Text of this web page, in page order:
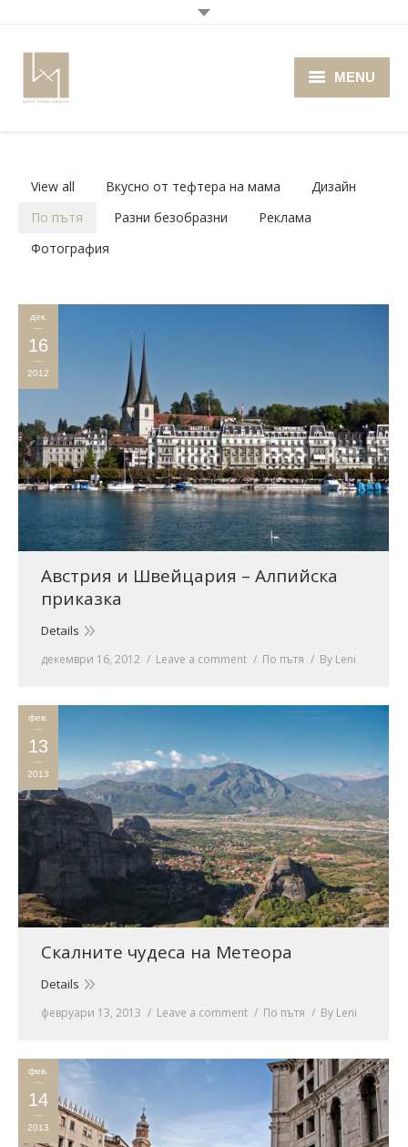
MENU
Portfolio
View all Вкусно от тефтера на мама
Дизайн
По пътя
Разни безобразни
Реклама
Фотография
дек.
16
2012
Австрия и Швейцария – Алпийска
приказка
Details
декември 16, 2012 Leave a comment По пътя By Leni
фев.
13
2013
Скалните чудеса на Метеора
Details
февруари 13, 2013 Leave a comment По пътя By Leni
фев.
14
2013